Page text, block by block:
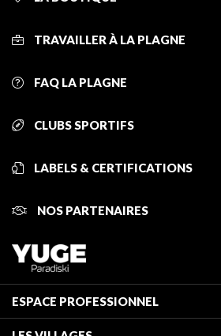
TRAVAILLER À LA PLAGNE
FAQ LA PLAGNE
CLUBS SPORTIFS
LABELS & CERTIFICATIONS
NOS PARTENAIRES
ESPACE PROFESSIONNEL